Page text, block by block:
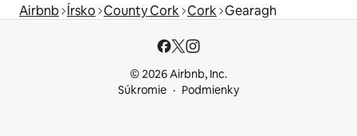
Airbnb Írsko County Cork Cork Gearagh
© 2026 Airbnb, Inc.
Súkromie
Podmienky